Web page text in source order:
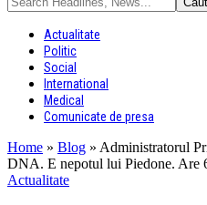
Actualitate
Politic
Social
International
Medical
Comunicate de presa
Home » Blog » Administratorul
DNA. E nepotul lui Piedone. Are
Actualitate